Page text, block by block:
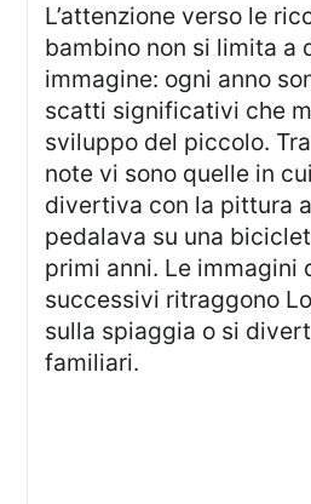
L’attenzione verso le ricorrenze del
bambino non si limita a
immagine: ogni anno
scatti significativi che
sviluppo del piccolo.
note vi sono quelle in
divertiva con la pittura
pedalava su una
primi anni. Le immagini
successivi ritraggono
sulla spiaggia o si
familiari.